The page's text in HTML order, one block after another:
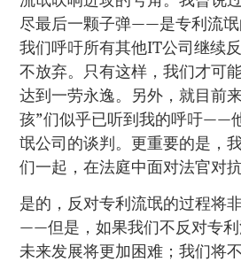
尽最后一颗子弹——是专利流氓
我们呼吁所有其他IT公司继续
不放弃。只有这样，我们才可
达到一劳永逸。另外，就目前
孩”们似乎已听到我的呼吁——
氓公司的谈判。更重要的是，
们一起，在法庭中面对法官对
是的，反对专利流氓的过程将
——但是，如果我们不反对专
未来发展将更加困难；我们将